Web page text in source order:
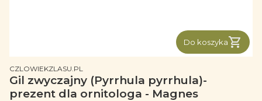
Do koszyka
PRODUCENT
CZLOWIEKZLASU.PL
Gil zwyczajny (Pyrrhula pyrrhula)-
prezent dla ornitologa - Magnes